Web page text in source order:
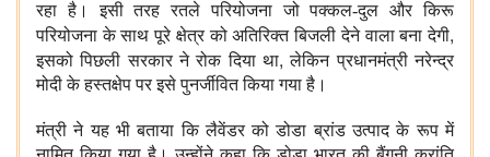
रहा है। इसी तरह रतले परियोजना जो पक्कल-दुल और किरू
परियोजना के साथ पूरे क्षेत्र को अतिरिक्त बिजली देने वाला बना देगी,
इसको पिछली सरकार ने रोक दिया था,लेकिन प्रधानमंत्री नरेन्द्र
मोदी के हस्तक्षेप पर इसे पुनर्जीवित किया गया है।
मंत्री ने यह भी बताया कि लैवेंडर को डोडा ब्रांड उत्पाद के रूप में